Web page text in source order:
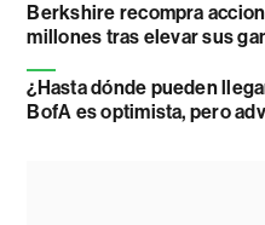
Berkshire recompra
millones tras elevar sus
¿Hasta dónde pueden
BofA es optimista, pero